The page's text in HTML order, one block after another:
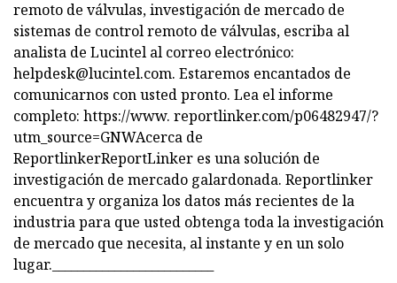
remoto de válvulas, investigación de mercado de
sistemas de control remoto de válvulas, escriba al
analista de Lucintel al correo electrónico:
helpdesk@lucintel.com. Estaremos encantados de
comunicarnos con usted pronto. Lea el informe
completo: https://www. reportlinker.com/p06482947/?
utm_source=GNWAcerca de
ReportlinkerReportLinker es una solución de
investigación de mercado galardonada. Reportlinker
encuentra y organiza los datos más recientes de la
industria para que usted obtenga toda la investigación
de mercado que necesita, al instante y en un solo
lugar.__________________________